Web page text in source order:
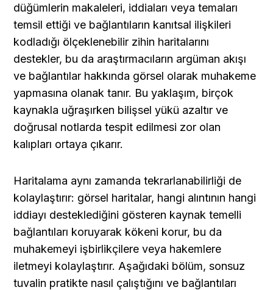
düğümlerin makaleleri, iddiaları veya temaları
temsil ettiği ve bağlantıların kanıtsal ilişkileri
kodladığı ölçeklenebilir zihin haritalarını
destekler, bu da araştırmacıların argüman akışı
ve bağlantılar hakkında görsel olarak muhakeme
yapmasına olanak tanır. Bu yaklaşım, birçok
kaynakla uğraşırken bilişsel yükü azaltır ve
doğrusal notlarda tespit edilmesi zor olan
kalıpları ortaya çıkarır.
Haritalama aynı zamanda tekrarlanabilirliği de
kolaylaştırır: görsel haritalar, hangi alıntının hangi
iddiayı desteklediğini gösteren kaynak temelli
bağlantıları koruyarak kökeni korur, bu da
muhakemeyi işbirlikçilere veya hakemlere
iletmeyi kolaylaştırır. Aşağıdaki bölüm, sonsuz
tuvalin pratikte nasıl çalıştığını ve bağlantıları